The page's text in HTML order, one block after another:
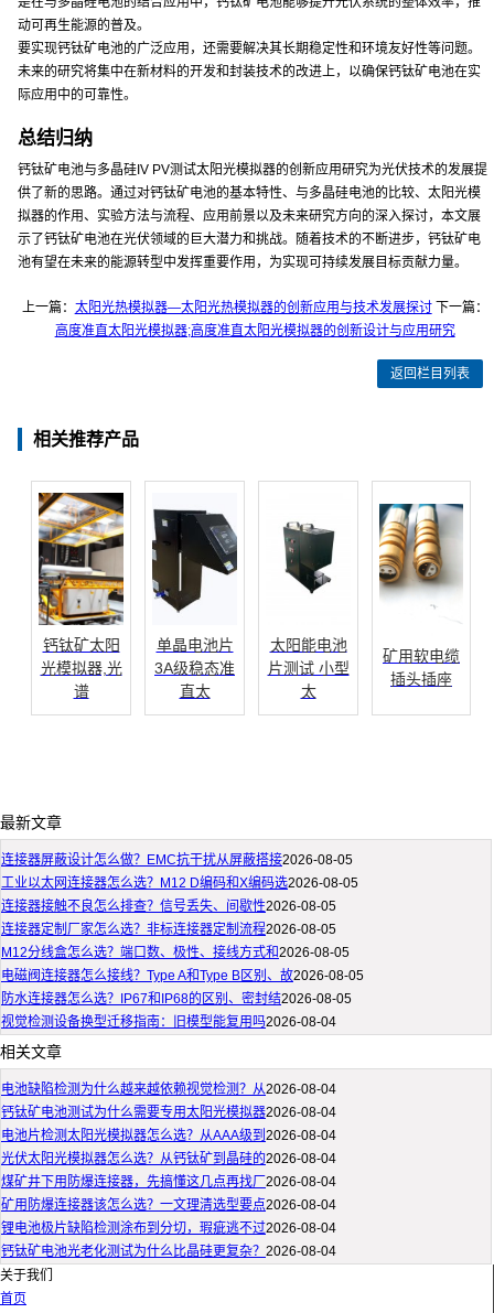
动可再生能源的普及。
要实现钙钛矿电池的广泛应用，还需要解决其长期稳定性和环境友好性等问题。
未来的研究将集中在新材料的开发和封装技术的改进上，以确保钙钛矿电池在实
际应用中的可靠性。
总结归纳
钙钛矿电池与多晶硅IV PV测试太阳光模拟器的创新应用研究为光伏技术的发展提
供了新的思路。通过对钙钛矿电池的基本特性、与多晶硅电池的比较、太阳光模
拟器的作用、实验方法与流程、应用前景以及未来研究方向的深入探讨，本文展
示了钙钛矿电池在光伏领域的巨大潜力和挑战。随着技术的不断进步，钙钛矿电
池有望在未来的能源转型中发挥重要作用，为实现可持续发展目标贡献力量。
上一篇： 太阳光热模拟器—太阳光热模拟器的创新应用与技术发展探讨下一篇：
高度准直太阳光模拟器;高度准直太阳光模拟器的创新设计与应用研究
返回栏目列表
相关推荐产品
钙钛矿太阳
光模拟器,光
谱
单晶电池片
3A级稳态准
直太
太阳能电池
片测试 小型
太
矿用软电缆
插头插座
最新文章
连接器屏蔽设计怎么做？EMC抗干扰从屏蔽搭接2026-08-05
工业以太网连接器怎么选？M12 D编码和X编码选2026-08-05
连接器接触不良怎么排查？信号丢失、间歇性2026-08-05
连接器定制厂家怎么选？非标连接器定制流程2026-08-05
M12分线盒怎么选？端口数、极性、接线方式和2026-08-05
电磁阀连接器怎么接线？Type A和Type B区别、故2026-08-05
防水连接器怎么选？IP67和IP68的区别、密封结2026-08-05
视觉检测设备换型迁移指南：旧模型能复用吗2026-08-04
相关文章
电池缺陷检测为什么越来越依赖视觉检测？从2026-08-04
钙钛矿电池测试为什么需要专用太阳光模拟器2026-08-04
电池片检测太阳光模拟器怎么选？从AAA级到 2026-08-04
光伏太阳光模拟器怎么选？从钙钛矿到晶硅的2026-08-04
煤矿井下用防爆连接器，先搞懂这几点再找厂 2026-08-04
矿用防爆连接器该怎么选？一文理清选型要点2026-08-04
锂电池极片缺陷检测涂布到分切，瑕疵逃不过2026-08-04
钙钛矿电池光老化测试为什么比晶硅更复杂？ 2026-08-04
关于我们
首页